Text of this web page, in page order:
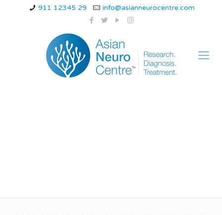
911 12345 29 info@asianneurocentre.com